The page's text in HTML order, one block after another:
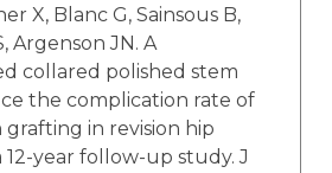
Argenson JN. A
collared polished stem
the complication rate of
grafting in revision hip
up study. J